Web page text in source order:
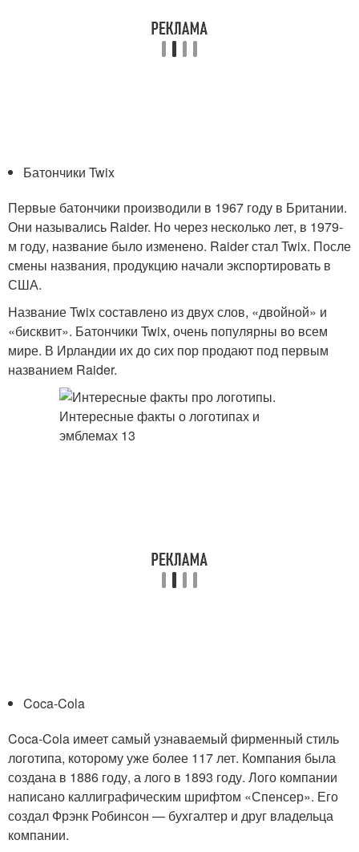
Батончики Twix
Первые батончики производили в 1967 году в Британии.
Они назывались Raider. Но через несколько лет, в 1979-
м году, название было изменено. Raider стал Twix. После
смены названия, продукцию начали экспортировать в
США.
Название Twix составлено из двух слов, «двойной» и
«бисквит». Батончики Twix, очень популярны во всем
мире. В Ирландии их до сих пор продают под первым
названием Raider.
Coca-Cola
Coca-Cola имеет самый узнаваемый фирменный стиль
логотипа, которому уже более 117 лет. Компания была
создана в 1886 году, а лого в 1893 году. Лого компании
написано каллиграфическим шрифтом «Спенсер». Его
создал Фрэнк Робинсон — бухгалтер и друг владельца
компании.